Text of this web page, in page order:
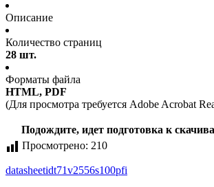
Описание
Количество страниц
28 шт.
Форматы файла
HTML, PDF
(Для просмотра требуется Adobe Acrobat
Подождите, идет подготовка к
Просмотрено: 210
datasheetidt71v2556s100pfi